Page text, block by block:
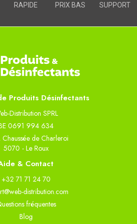
RAPIDE PRIX BAS SUPPORT
Produits Désinfectants
Distribution SPRL
0691 994 634
Chaussée de Charleroi
5070 - Le Roux
& Contact
+32 71 71 24 70
distribution.com
fréquentes
Blog